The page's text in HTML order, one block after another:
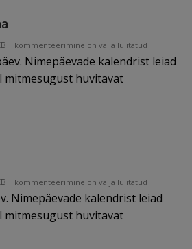
Nimepäev
–
Cristiina
kommenteerimine on välja lülitatud
Nimepäevade kalendrist leiad
mitmesugust huvitavat
Nimepäev
–
Edyth
kommenteerimine on välja lülitatud
Nimepäevade kalendrist leiad
mitmesugust huvitavat